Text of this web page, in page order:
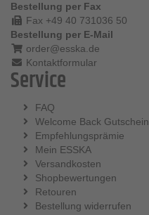
Bestellung per Fax
Fax +49 40 731036 50
Bestellung per E-Mail
order@esska.de
Kontaktformular
Service
FAQ
Welcome Back Gutschein
Empfehlungsprämie
Mein ESSKA
Versandkosten
Shopbewertungen
Retouren
Bestellung widerrufen